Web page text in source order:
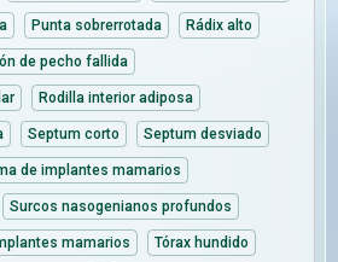
Punta sobrerrotada Rádix alto
de pecho fallida
Rodilla interior adiposa
Septum corto Septum desviado
de implantes mamarios
Surcos nasogenianos profundos
mamarios Tórax hundido